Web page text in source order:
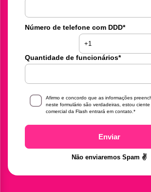
Número de telefone com DDD*
Quantidade de funcionários*
Afirmo e concordo que as informações
neste formulário são verdadeiras, estou ciente
comercial da Flash entrará em contato.*
Enviar
Não enviaremos Spam ✌️